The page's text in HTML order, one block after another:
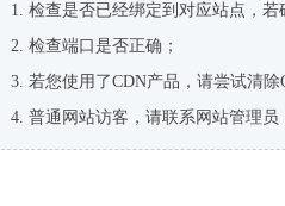
检查是否已经绑定到对应站点，
检查端口是否正确；
若您使用了CDN产品，请尝试清除
普通网站访客，请联系网站管理员